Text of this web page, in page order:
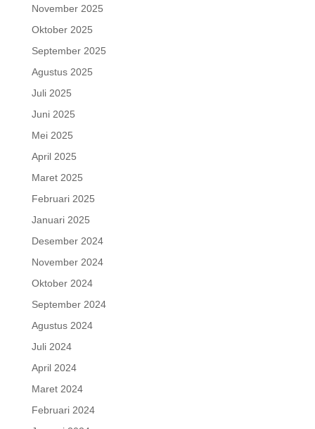
November 2025
Oktober 2025
September 2025
Agustus 2025
Juli 2025
Juni 2025
Mei 2025
April 2025
Maret 2025
Februari 2025
Januari 2025
Desember 2024
November 2024
Oktober 2024
September 2024
Agustus 2024
Juli 2024
April 2024
Maret 2024
Februari 2024